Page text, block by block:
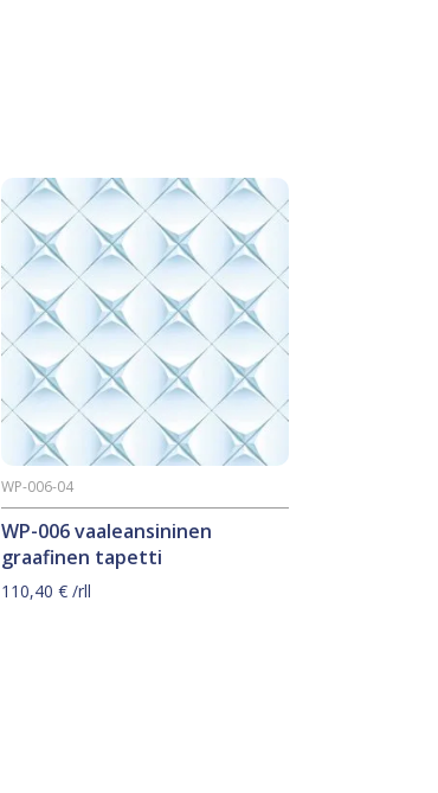
WP-006 vaaleansininen
graafinen tapetti
WP-006-04
110,40€ /rll